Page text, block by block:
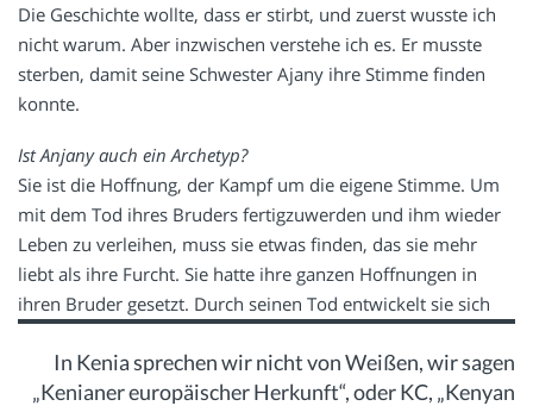
Die Geschichte wollte, dass er stirbt, und zuerst wusste ich
nicht warum. Aber inzwischen verstehe ich es. Er musste
sterben, damit seine Schwester Ajany ihre Stimme finden
konnte.
Ist Anjany auch ein Archetyp?
Sie ist die Hoffnung, der Kampf um die eigene Stimme. Um
mit dem Tod ihres Bruders fertigzuwerden und ihm wieder
Leben zu verleihen, muss sie etwas finden, das sie mehr
liebt als ihre Furcht. Sie hatte ihre ganzen Hoffnungen in
ihren Bruder gesetzt.
In Kenia sprechen wir nicht von Weißen, wir sagen
„Kenianer europäischer Herkunft“, oder KC, „Kenyan
Durch seinen Tod entwickelt sie sich